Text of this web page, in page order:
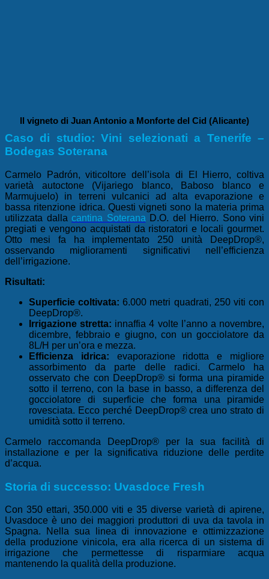
Il vigneto di Juan Antonio a Monforte del Cid (Alicante)
Caso di studio: Vini selezionati a Tenerife –
Bodegas Soterana
Carmelo Padrón, viticoltore dell’isola di El Hierro, coltiva
varietà autoctone (Vijariego blanco, Baboso blanco e
Marmujuelo) in terreni vulcanici ad alta evaporazione e
bassa ritenzione idrica. Questi vigneti sono la materia prima
utilizzata dalla cantina Soterana D.O. del Hierro. Sono vini
pregiati e vengono acquistati da ristoratori e locali gourmet.
Otto mesi fa ha implementato 250 unità DeepDrop®,
osservando miglioramenti significativi nell’efficienza
dell’irrigazione.
Risultati:
Superficie coltivata:6.000 metri quadrati, 250 viti con
DeepDrop®.
Irrigazione stretta: innaffia 4 volte l’anno a novembre,
dicembre, febbraio e giugno, con un gocciolatore da
8L/H per un’ora e mezza.
Efficienza idrica: evaporazione ridotta e migliore
assorbimento da parte delle radici. Carmelo ha
osservato che con DeepDrop® si forma una piramide
sotto il terreno, con la base in basso, a differenza del
gocciolatore di superficie che forma una piramide
rovesciata. Ecco perché DeepDrop® crea uno strato di
umidità sotto il terreno.
Carmelo raccomanda DeepDrop® per la sua facilità di
installazione e per la significativa riduzione delle perdite
d’acqua.
Storia di successo: Uvasdoce Fresh
Con 350 ettari, 350.000 viti e 35 diverse varietà di apirene,
Uvasdoce è uno dei maggiori produttori di uva da tavola in
Spagna. Nella sua linea di innovazione e ottimizzazione
della produzione vinicola, era alla ricerca di un sistema di
irrigazione che permettesse di risparmiare acqua
mantenendo la qualità della produzione.